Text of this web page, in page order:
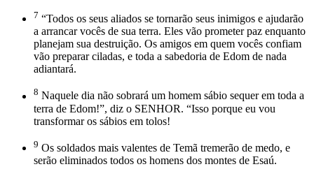
7 “Todos os seus aliados se tornarão seus inimigos e ajudarão
a arrancar vocês de sua terra. Eles vão prometer paz enquanto
planejam sua destruição. Os amigos em quem vocês confiam
vão preparar ciladas, e toda a sabedoria de Edom de nada
adiantará.
8 Naquele dia não sobrará um homem sábio sequer em toda a
terra de Edom!”, diz o SENHOR. “Isso porque eu vou
transformar os sábios em tolos!
9 Os soldados mais valentes de Temã tremerão de medo, e
serão eliminados todos os homens dos montes de Esaú.